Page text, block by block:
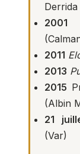
Derrida
2001
2011
2013
2015
(Albin
21
(Var)